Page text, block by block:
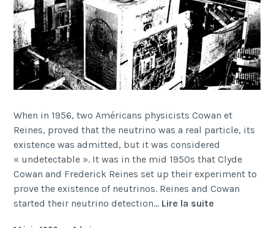
When in 1956, two Américans physicists Cowan et
Reines, proved that the neutrino was a real particle, its
existence was admitted, but it was considered
« undetectable ». It was in the mid 1950s that Clyde
Cowan and Frederick Reines set up their experiment to
prove the existence of neutrinos. Reines and Cowan
started their neutrino detection… Lire la suite